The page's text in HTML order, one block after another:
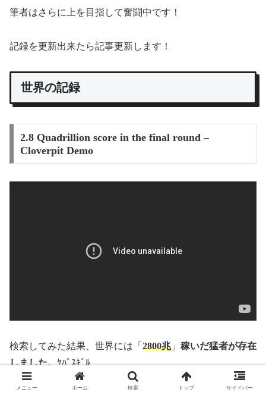
筆者はさらに上を目指して奮闘中です！
記録を更新出来たら記事更新します！
世界の記録
2.8 Quadrillion score in the final round –
Cloverpit Demo
検索してみた結果、世界には「 2800兆」 稼いだ猛者が存在
しました。ﾔﾊﾞｽｷﾞﾙ
メニュー ホーム 検索 トップ サイドバー